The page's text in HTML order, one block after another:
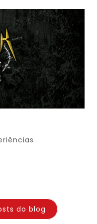
do blog